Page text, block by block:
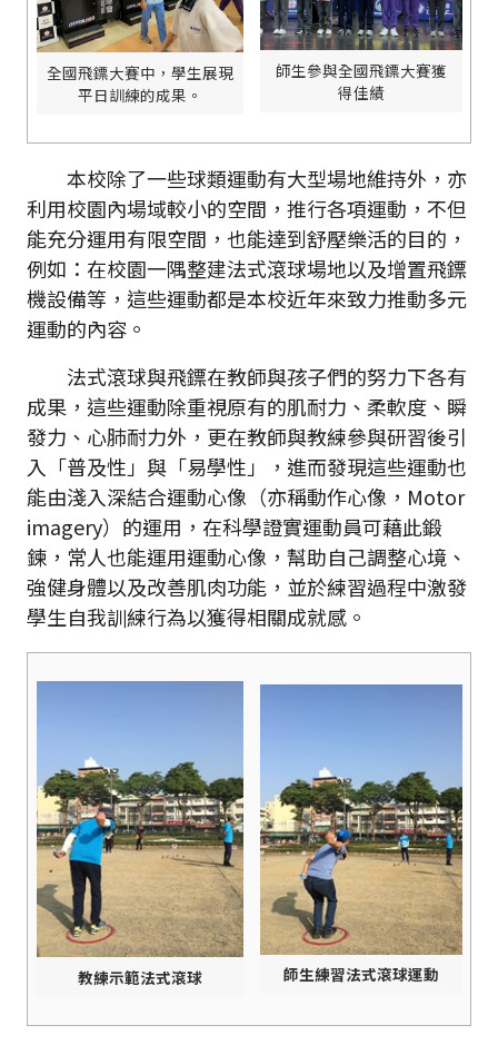
全國飛鏢大賽中，學生展現
平日訓練的成果。
師生參與全國飛鏢大賽獲
得佳績
本校除了一些球類運動有大型場地維持外，亦
利用校園內場域較小的空間，推行各項運動，不但
能充分運用有限空間，也能達到舒壓樂活的目的，
例如：在校園一隅整建法式滾球場地以及增置飛鏢
機設備等，這些運動都是本校近年來致力推動多元
運動的內容。
法式滾球與飛鏢在教師與孩子們的努力下各有
成果，這些運動除重視原有的肌耐力、柔軟度、瞬
發力、心肺耐力外，更在教師與教練參與研習後引
入「普及性」與「易學性」，進而發現這些運動也
能由淺入深結合運動心像（亦稱動作心像，Motor
imagery）的運用，在科學證實運動員可藉此鍛
鍊，常人也能運用運動心像，幫助自己調整心境、
強健身體以及改善肌肉功能，並於練習過程中激發
學生自我訓練行為以獲得相關成就感。
教練示範法式滾球 師生練習法式滾球運動